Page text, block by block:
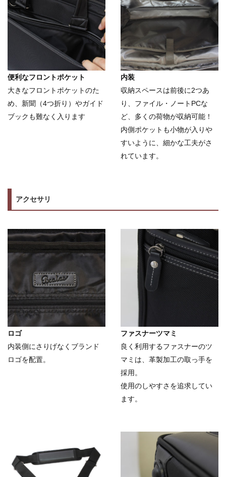
便利なフロントポケット
大きなフロントポケットのた
め、新聞（4つ折り）やガイド
ブックも難なく入ります
内装
収納スペースは前後に2つあ
り、ファイル・ノートPCな
ど、多くの荷物が収納可能！
内側ポケットも小物が入りや
すいように、細かな工夫がさ
れています。
アクセサリ
ロゴ
内装側にさりげなくブランド
ロゴを配置。
ファスナーツマミ
良く利用するファスナーのツ
マミは、革製加工の取っ手を
採用。
使用のしやすさを追求してい
ます。